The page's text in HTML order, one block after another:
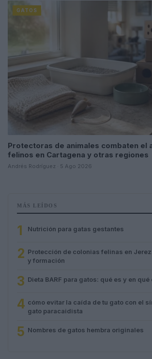
GATOS
Protectoras de animales combaten el
felinos en Cartagena y otras regiones
Andrés Rodríguez · 5 Ago 2026
MÁS LEÍDOS
1 Nutrición para gatas gestantes
2 Protección de colonias felinas en
y formación
3 Dieta BARF para gatos: qué es y en
4 cómo evitar la caída de tu gato con el
gato paracaidista
5 Nombres de gatos hembra originales